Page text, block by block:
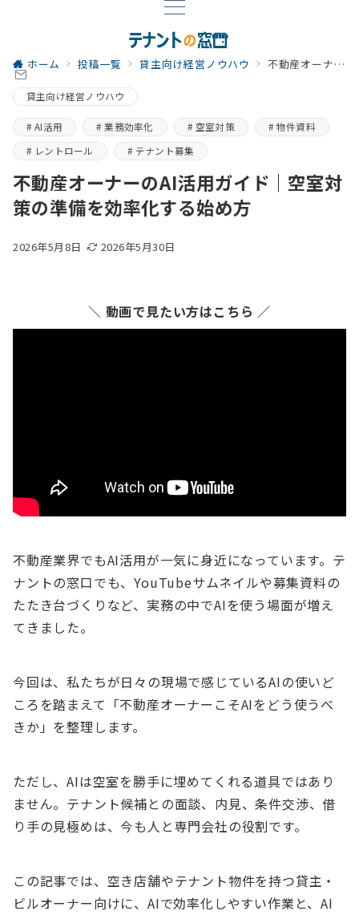
ホーム 投稿一覧 貸主向け経営ノウハウ 不動産オーナーのAI活用ガイド｜空室対策の準備を効率化する始め方
貸主向け経営ノウハウ
AI活用 業務効率化 空室対策
物件資料
レントロール
テナント募集
不動産オーナーのAI活用ガイド｜空室対
策の準備を効率化する始め方
2026年5月8日 2026年5月30日
＼ 動画で見たい方はこちら ／
不動産業界でもAI活用が一気に身近になっています。テ
ナントの窓口でも、YouTubeサムネイルや募集資料の
たたき台づくりなど、実務の中でAIを使う場面が増え
てきました。
今回は、私たちが日々の現場で感じているAIの使いど
ころを踏まえて「不動産オーナーこそAIをどう使うべ
きか」を整理します。
ただし、AIは空室を勝手に埋めてくれる道具ではあり
ません。テナント候補との面談、内見、条件交渉、借
り手の見極めは、今も人と専門会社の役割です。
この記事では、空き店舗やテナント物件を持つ貸主・
ビルオーナー向けに、AIで効率化しやすい作業と、AI